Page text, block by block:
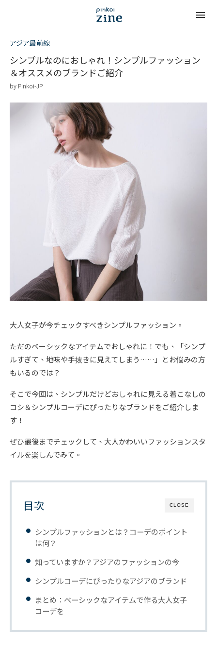
アジア最前線
シンプルなのにおしゃれ！シンプルファッション
＆オススメのブランドご紹介
by Pinkoi-JP
大人女子が今チェックすべきシンプルファッション。
ただのベーシックなアイテムでおしゃれに！でも、「シンプ
ルすぎて、地味や手抜きに見えてしまう……」とお悩みの方
もいるのでは？
そこで今回は、シンプルだけどおしゃれに見える着こなしの
コシ＆シンプルコーデにぴったりなブランドをご紹介しま
す！
ぜひ最後までチェックして、大人かわいいファッションスタ
イルを楽しんでみて。
CLOSE
目次
シンプルファッションとは？コーデのポイント
は何？
知っていますか？アジアのファッションの今
シンプルコーデにぴったりなアジアのブランド
まとめ：ベーシックなアイテムで作る大人女子
コーデを